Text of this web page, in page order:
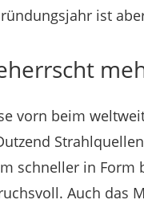
ist
vorn beim
schneller in Form
Auch das